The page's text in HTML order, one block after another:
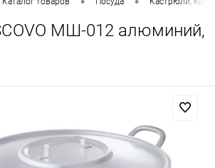
МШ-012 алюминий,